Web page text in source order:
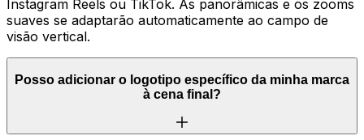
Instagram Reels ou TikTok. As panorâmicas e os zooms
suaves se adaptarão automaticamente ao campo de
visão vertical.
Posso adicionar o logotipo específico da minha marca
à cena final?